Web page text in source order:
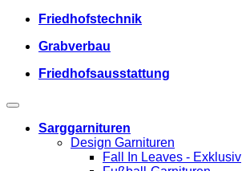
Friedhofstechnik
Grabverbau
Friedhofsausstattung
Sarggarnituren
Design Garnituren
Fall In Leaves - Exklusiv